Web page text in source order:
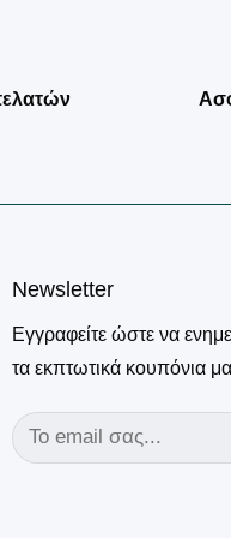
Newsletter
Εγγραφείτε ώστε να
τα εκπτωτικά κουπόνια